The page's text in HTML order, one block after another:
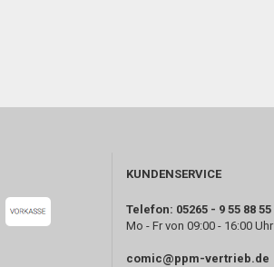
KUNDENSERVICE
Telefon: 05265 - 9 55 88 55
Mo - Fr von 09:00 - 16:00 Uhr
comic@ppm-vertrieb.de